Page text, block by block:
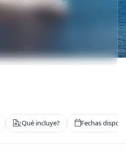
¿Qué incluye? Fechas